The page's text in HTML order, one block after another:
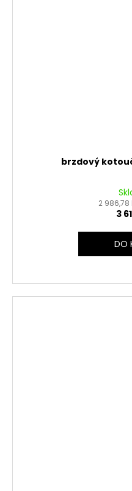
brzdový
2 986,78
3
DO